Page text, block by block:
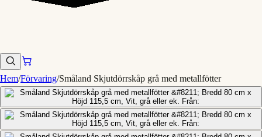
Hem/Förvaring/Småland Skjutdörrskåp grå med metallfötter